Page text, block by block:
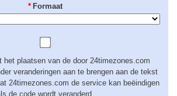
* Formaat
het plaatsen van de door 24timezones.com
veranderingen aan te brengen aan de tekst
24timezones.com de service kan beëindigen
de code wordt veranderd.